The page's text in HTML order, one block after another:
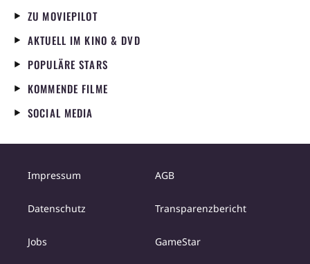
ZU MOVIEPILOT
AKTUELL IM KINO & DVD
POPULÄRE STARS
KOMMENDE FILME
SOCIAL MEDIA
Impressum AGB
Datenschutz Transparenzbericht
Jobs GameStar